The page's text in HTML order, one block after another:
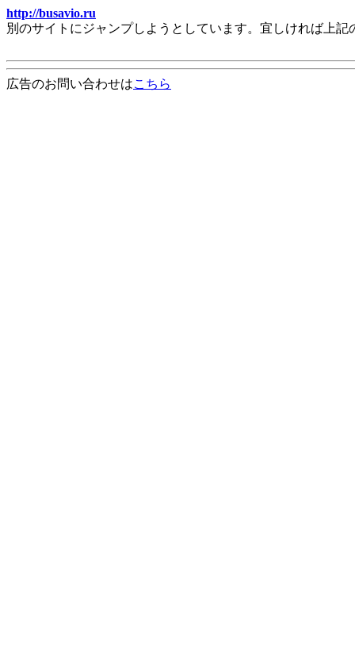
http://busavio.ru
別のサイトにジャンプしようとしています。宜しければ上
広告のお問い合わせはこちら